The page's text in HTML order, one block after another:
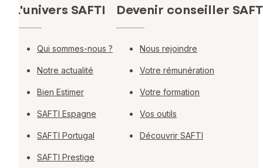
L'univers SAFTI
Qui sommes-nous ?
Notre actualité
Bien Estimer
SAFTI Espagne
SAFTI Portugal
SAFTI Prestige
Devenir conseiller
Nous rejoindre
Votre rémunération
Votre formation
Vos outils
Découvrir SAFTI